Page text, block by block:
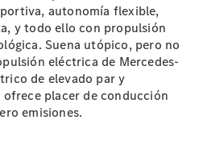
autonomía flexible,
y todo ello con propulsión
Suena utópico, pero no
eléctrica de Mercedes-
de elevado par y
placer de conducción
emisiones.